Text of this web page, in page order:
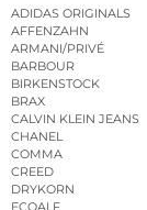
ADIDAS ORIGINALS
AFFENZAHN
ARMANI/PRIVÉ
BARBOUR
BIRKENSTOCK
BRAX
CALVIN KLEIN JEANS
CHANEL
COMMA
CREED
DRYKORN